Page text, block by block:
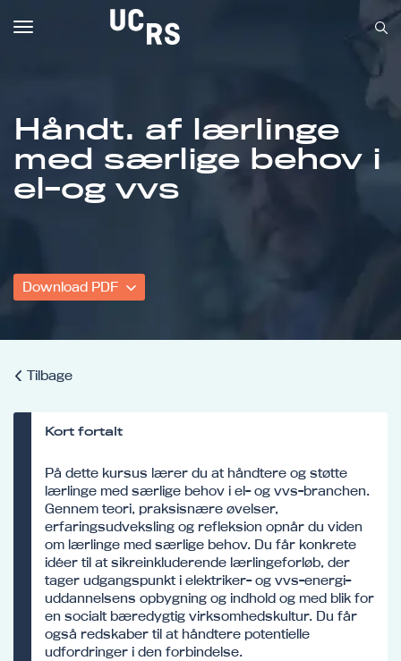
Om UCRS
Bliv faglært
Håndt. af lærlinge
med særlige behov i
el-og vvs
Download PDF
Tilbage
Kort fortalt
På dette kursus lærer du at håndtere og støtte
lærlinge med særlige behov i el- og vvs-branchen.
Gennem teori, praksisnære øvelser,
erfaringsudveksling og refleksion opnår du viden
om lærlinge med særlige behov. Du får konkrete
idéer til at sikreinkluderende lærlingeforløb, der
tager udgangspunkt i elektriker- og vvs-energi-
uddannelsens opbygning og indhold og med blik for
en socialt bæredygtig virksomhedskultur. Du får
også redskaber til at håndtere potentielle
udfordringer i den forbindelse.